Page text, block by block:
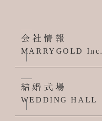
会社情報
MARRYGOLD Inc.
結婚式場
WEDDING HALL